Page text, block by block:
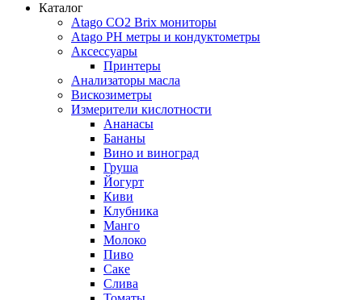
Каталог
Atago CO2 Brix мониторы
Atago PH метры и кондуктометры
Аксессуары
Принтеры
Анализаторы масла
Вискозиметры
Измерители кислотности
Ананасы
Бананы
Вино и виноград
Груша
Йогурт
Киви
Клубника
Манго
Молоко
Пиво
Саке
Слива